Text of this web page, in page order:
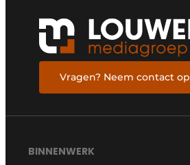
Vragen? Neem contact op
BINNENWERK